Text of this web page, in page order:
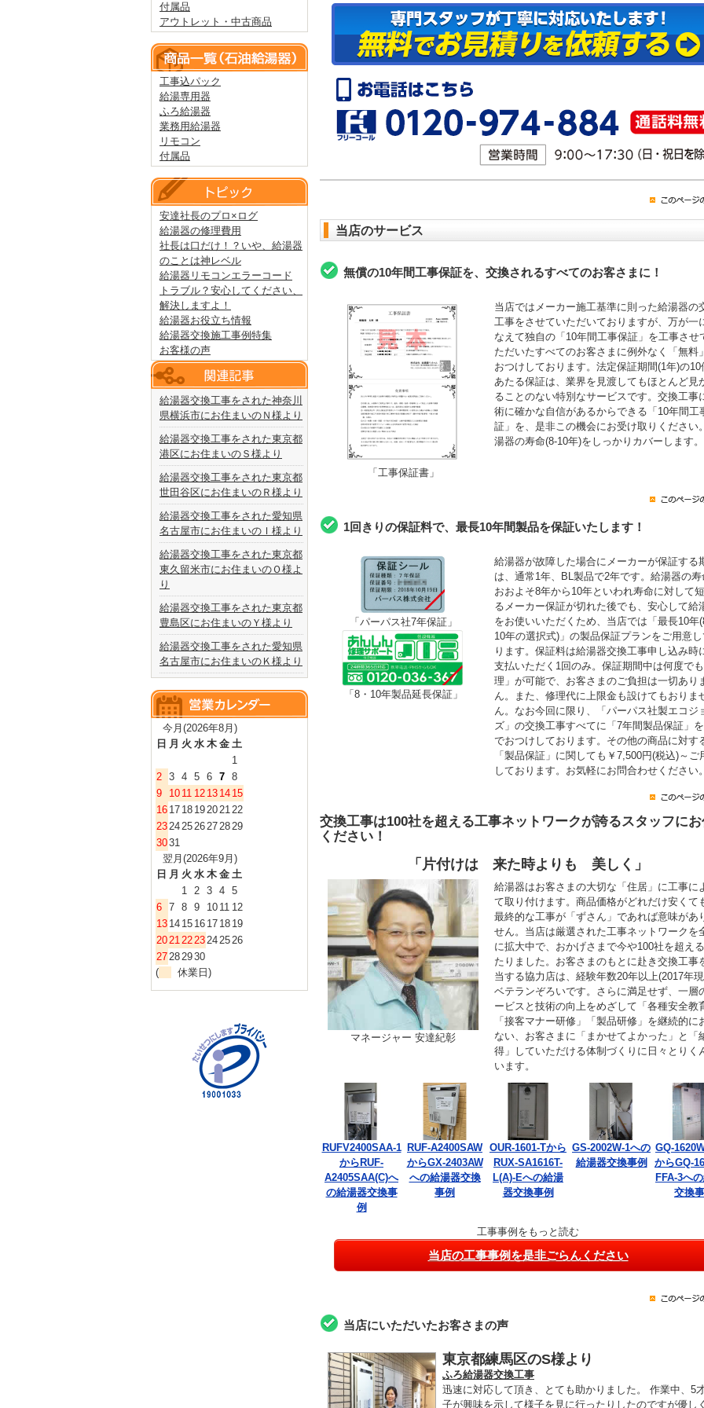
付属品
アウトレット・中古商品
工事込パック
給湯専用器
ふろ給湯器
業務用給湯器
リモコン
付属品
安達社長のプロ×ログ
給湯器の修理費用
社長は口だけ！？いや、給湯器
のことは神レベル
給湯器リモコンエラーコード
トラブル？安心してください、
解決しますよ！
給湯器お役立ち情報
給湯器交換施工事例特集
お客様の声
給湯器交換工事をされた神奈川
県横浜市にお住まいのＮ様より
給湯器交換工事をされた東京都
港区にお住まいのＳ様より
給湯器交換工事をされた東京都
世田谷区にお住まいのＲ様より
給湯器交換工事をされた愛知県
名古屋市にお住まいのＩ様より
給湯器交換工事をされた東京都
東久留米市にお住まいのＯ様よ
り
給湯器交換工事をされた東京都
豊島区にお住まいのＹ様より
給湯器交換工事をされた愛知県
名古屋市にお住まいのＫ様より
今月(2026年8月)
日 月 火 水 木 金 土
1
2 3 4 5 6 7 8
9
10 11 12 13 14 15
16 17 18 19202122
23242526272829
3031
翌月(2026年9月)
日 月 火 水 木 金 土
1 2 3 4 5
6 7 8 9 10 11 12
13 14 15 16 17 18 19
20212223242526
27282930
(
休業日)
当店のサービス
無償の10年間工事保証を、交換されるすべてのお客さまに！
「工事保証書」
当店ではメーカー施工基準に則った給湯器の
工事をさせていただいておりますが、万が一
なえて独自の「10年間工事保証」を工事させ
ただいたすべてのお客さまに例外なく「無料
おつけしております。法定保証期間(1年)の10
あたる保証は、業界を見渡してもほとんど見
ることのない特別なサービスです。交換工事
術に確かな自信があるからできる「10年間工
証」を、是非この機会にお受け取りください
湯器の寿命(8-10年)をしっかりカバーします。
1回きりの保証料で、最長10年間製品を保証いたします！
「パーパス社7年保証」
「8・10年製品延長保証」
給湯器が故障した場合にメーカーが保証する
は、通常1年、BL製品で2年です。給湯器の寿
おおよそ8年から10年といわれ寿命に対して
るメーカー保証が切れた後でも、安心して給
をお使いいただくため、当店では「最長10年
10年の選択式)」の製品保証プランをご用意
ります。保証料は給湯器交換工事申し込み時
支払いただく1回のみ。保証期間中は何度で
理」が可能で、お客さまのご負担は一切あり
ん。また、修理代に上限金も設けてもおりま
ん。なお今回に限り、「パーパス社製エコジ
ズ」の交換工事すべてに「7年間製品保証」
でおつけしております。その他の商品に対す
「製品保証」に関しても￥7,500円(税込)～ご
しております。お気軽にお問合わせください
交換工事は100社を超える工事ネットワークが誇るスタッフに
ください！
「片付けは 来た時よりも 美しく」
マネージャー 安達紀彰
給湯器はお客さまの大切な「住居」に工事に
て取り付けます。商品価格がどれだけ安くて
最終的な工事が「ずさん」であれば意味があ
せん。当店は厳選された工事ネットワークを
に拡大中で、おかげさまで今や100社を超え
たりました。お客さまのもとに赴き交換工事
当する協力店は、経験年数20年以上(2017年
ベテランぞろいです。さらに満足せず、一層
ービスと技術の向上をめざして「各種安全教
「接客マナー研修」「製品研修」を継続的に
ない、お客さまに「まかせてよかった」と「
得」していただける体制づくりに日々とりく
います。
RUFV2400SAA-1
からRUF-
A2405SAA(C)へ
の給湯器交換事
例
RUF-A2400SAW
からGX-2403AW
への給湯器交換
事例
OUR-1601-Tから
RUX-SA1616T-
L(A)-Eへの給湯
器交換事例
GS-2002W-1への
給湯器交換事例
GQ-
からGQ-
FFA-3へ
交換
工事事例をもっと読む
当店の工事事例を是非ごらんください
当店にいただいたお客さまの声
東京都練馬区のS様より
ふろ給湯器交換工事
迅速に対応して頂き、とても助かりました。 作業中、5
子が興味を示して様子を見に行ったりしたのですが優し